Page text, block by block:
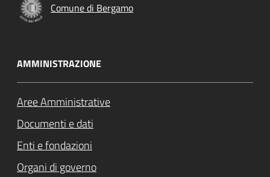
Comune di Bergamo
AMMINISTRAZIONE
Aree Amministrative
Documenti e dati
Enti e fondazioni
Organi di governo